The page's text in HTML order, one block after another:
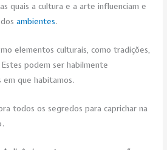
quais a cultura e a arte influenciam e
dosambientes.
elementos culturais, como tradições,
podem ser habilmente
em que habitamos.
todos os segredos para caprichar na